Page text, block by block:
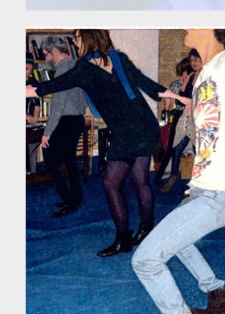
Rencontre avec
Lasne, artiste
français
VOIR